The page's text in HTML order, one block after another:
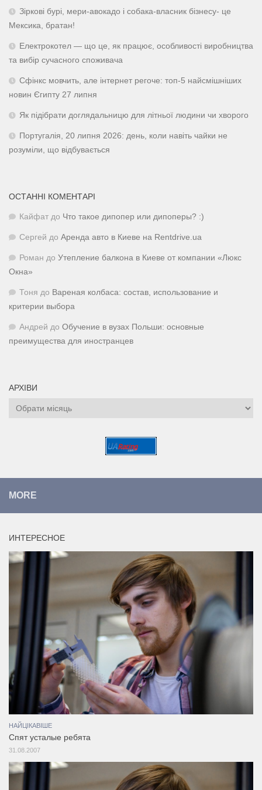
Зіркові бурі, мери-авокадо і собака-власник бізнесу- це
Мексика, братан!
Електрокотел — що це, як працює, особливості виробництва
та вибір сучасного споживача
Сфінкс мовчить, але інтернет регоче: топ-5 найсмішніших
новин Єгипту 27 липня
Як підібрати доглядальницю для літньої людини чи хворого
Португалія, 20 липня 2026: день, коли навіть чайки не
розуміли, що відбувається
ОСТАННІ КОМЕНТАРІ
Кайфат до Что такое дипопер или дипоперы? :)
Сергей до Аренда авто в Киеве на Rentdrive.ua
Роман до Утепление балкона в Киеве от компании «Люкс
Окна»
Тоня до Вареная колбаса: состав, использование и
критерии выбора
Андрей до Обучение в вузах Польши: основные
преимущества для иностранцев
АРХІВИ
Архіви
MORE
ИНТЕРЕСНОЕ
НАЙЦІКАВІШЕ
Спят усталые ребята
31.08.2007